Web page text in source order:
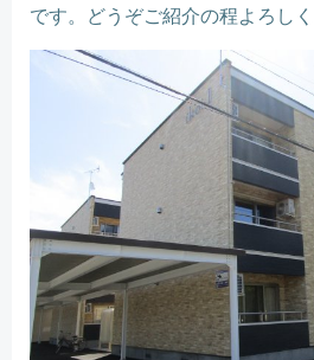
です。どうぞご紹介の程よろし